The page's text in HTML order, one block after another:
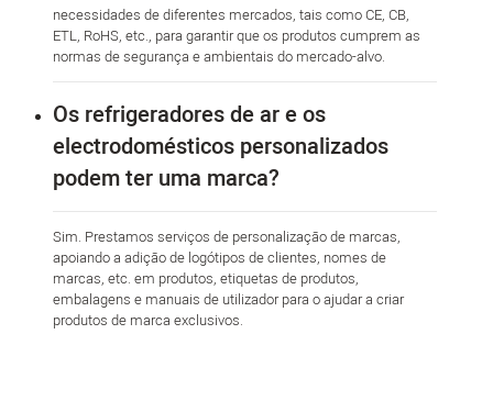
necessidades de diferentes mercados, tais como CE, CB,
ETL, RoHS, etc., para garantir que os produtos cumprem as
normas de segurança e ambientais do mercado-alvo.
Os refrigeradores de ar e os
electrodomésticos personalizados
podem ter uma marca?
Sim. Prestamos serviços de personalização de marcas,
apoiando a adição de logótipos de clientes, nomes de
marcas, etc. em produtos, etiquetas de produtos,
embalagens e manuais de utilizador para o ajudar a criar
produtos de marca exclusivos.